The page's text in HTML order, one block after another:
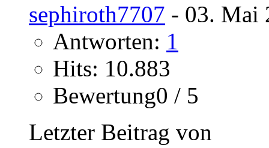
sephiroth7707 - 03. Mai
Antworten: 1
Hits: 10.883
Bewertung0 / 5
Letzter Beitrag von